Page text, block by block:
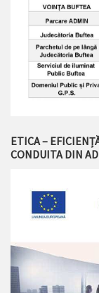
ETICA –
CONDUITA DIN